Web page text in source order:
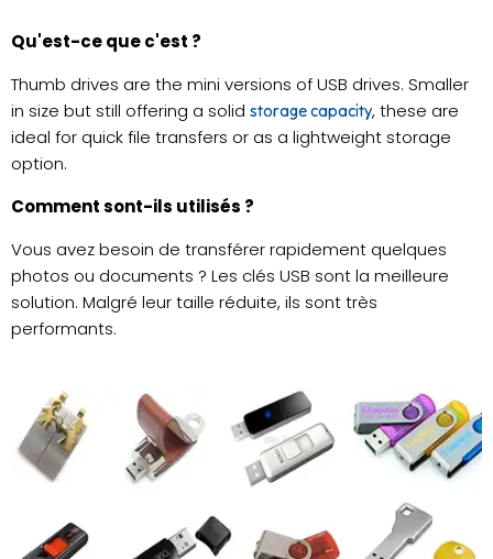
Qu'est-ce que c'est ?
Thumb drives are the mini versions of USB drives. Smaller
in size but still offering a solid storage capacity, these are
ideal for quick file transfers or as a lightweight storage
option.
Comment sont-ils utilisés ?
Vous avez besoin de transférer rapidement quelques
photos ou documents ? Les clés USB sont la meilleure
solution. Malgré leur taille réduite, ils sont très
performants.